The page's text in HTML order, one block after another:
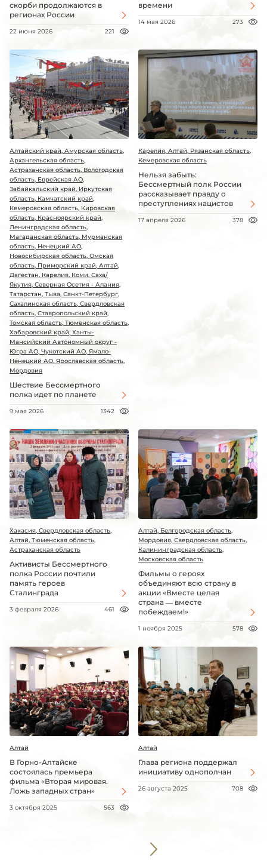
скорби продолжаются в
регионах России
22 июня 2026 221
времени
14 мая 2026 273
Алтайский край, Амурская область,
Архангельская область,
Астраханская область, Вологодская
область, Еврейская АО,
Забайкальский край, Иркутская
область, Камчатский край,
Кемеровская область, Кировская
область, Красноярский край,
Ленинградская область,
Магаданская область, Мурманская
область, Ненецкий АО,
Новосибирская область, Омская
область, Приморский край, Алтай,
Дагестан, Карелия, Коми, Саха/
Якутия, Северная Осетия - Алания,
Татарстан, Тыва, Санкт-Петербург,
Сахалинская область, Свердловская
область, Ставропольский край,
Томская область, Тюменская область,
Хабаровский край, Ханты-
Мансийский Автономный округ -
Югра АО, Чукотский АО, Ямало-
Ненецкий АО, Ярославская область,
Мордовия
Шествие Бессмертного
полка идет по планете
9 мая 2026 1342
Карелия, Алтай, Рязанская область,
Кемеровская область
Нельзя забыть:
Бессмертный полк России
рассказывает правду о
преступлениях нацистов
17 апреля 2026 378
Хакасия, Свердловская область,
Алтай, Тюменская область,
Астраханская область
Активисты Бессмертного
полка России почтили
память героев
Сталинграда
3 февраля 2026 461
Алтай, Белгородская область,
Мордовия, Свердловская область,
Калининградская область,
Московская область
Фильмы о героях
объединяют всю страну в
акции «Вместе целая
страна — вместе
побеждаем!»
1 ноября 2025 578
Алтай
В Горно-Алтайске
состоялась премьера
фильма «Вторая мировая.
Ложь западных стран»
3 октября 2025 563
Алтай
Глава региона поддержал
инициативу однополчан
26 августа 2025 708